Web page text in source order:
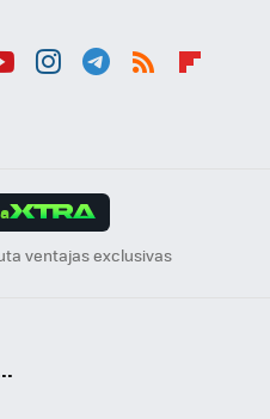
ventajas exclusivas